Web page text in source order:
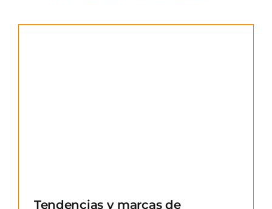
Tendencias y marcas de